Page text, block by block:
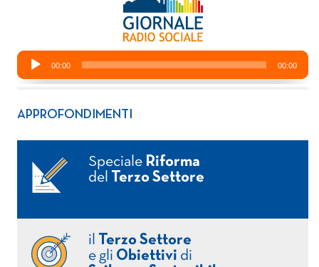
APPROFONDIMENTI
Speciale Riforma
del
Terzo Settore
il
Terzo Settore
e gli Obiettivi di